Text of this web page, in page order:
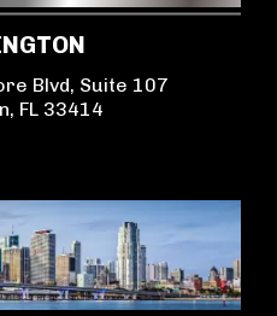
Blvd, Suite 107
FL 33414